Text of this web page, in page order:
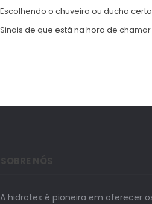
Escolhendo o chuveiro ou ducha certo
Sinais de que está na hora de
A hidrotex é pioneira em oferecer